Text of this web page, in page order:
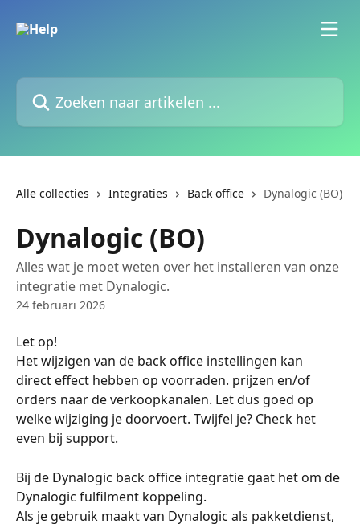
Zoeken naar artikelen ...
Alle collecties Integraties Back office Dynalogic (BO)
Dynalogic (BO)
Alles wat je moet weten over het installeren van onze
integratie met Dynalogic.
24 februari 2026
Let op!
Het wijzigen van de back office instellingen kan
direct effect hebben op voorraden. prijzen en/of
orders naar de verkoopkanalen. Let dus goed op
welke wijziging je doorvoert. Twijfel je? Check het
even bij support.
Bij de Dynalogic back office integratie gaat het om de
Dynalogic fulfilment koppeling.
Als je gebruik maakt van Dynalogic als pakketdienst,